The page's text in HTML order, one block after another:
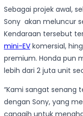
Sebagai projek awal,
Sony akan meluncur
Kendaraan tersebut
mini-EV komersial,
premium. Honda pun
lebih dari 2 juta unit
“Kami sangat senang
dengan Sony, yang